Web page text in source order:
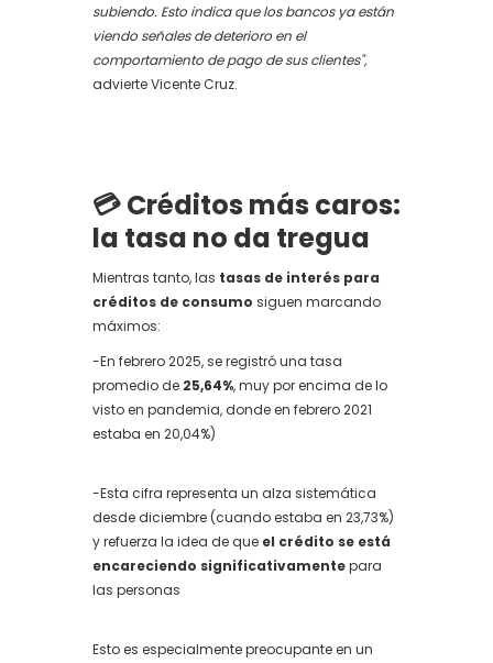
subiendo. Esto indica que los bancos ya están
viendo señales de deterioro en el
comportamiento de pago de sus clientes",
advierte Vicente Cruz.
💳 Créditos más caros:
la tasa no da tregua
Mientras tanto, las tasas de interés para
créditos de consumo siguen marcando
máximos:
-En febrero 2025, se registró una tasa
promedio de 25,64%, muy por encima de lo
visto en pandemia, donde en febrero 2021
estaba en 20,04%)
-Esta cifra representa un alza sistemática
desde diciembre (cuando estaba en 23,73%)
y refuerza la idea de que el crédito se está
encareciendo significativamentepara
las personas
Esto es especialmente preocupante en un